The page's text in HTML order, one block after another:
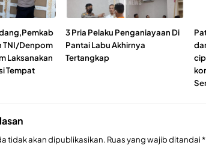
TNI/Denpom
Laksanakan
Tempat
3 Pria Pelaku Penganiayaan Di
Pantai Labu Akhirnya
Tertangkap
tidak akan dipublikasikan. Ruas yang wajib ditandai*